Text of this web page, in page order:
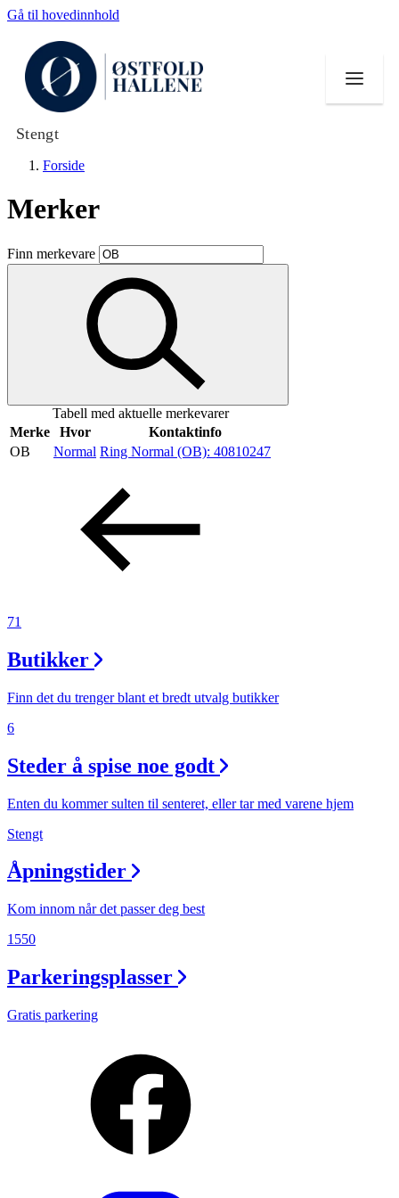
Gå til hovedinnhold
Stengt
Butikker
Mat og drikke
Aktiviteter
Inspirasjon
Gavekort
Forside
Merker
Finn merkevare
Tabell med aktuelle merkevarer
Merke
Hvor
Kontaktinfo
OB
Normal Ring Normal (OB): 40810247
71
Butikker
Finn det du trenger blant et bredt utvalg butikker
6
Steder å spise noe godt
Enten du kommer sulten til senteret, eller tar med varene hjem
Stengt
Åpningstider
Kom innom når det passer deg best
1550
Parkeringsplasser
Gratis parkering